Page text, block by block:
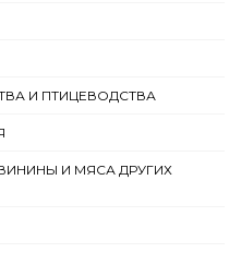
И ПТИЦЕВОДСТВА
И МЯСА ДРУГИХ